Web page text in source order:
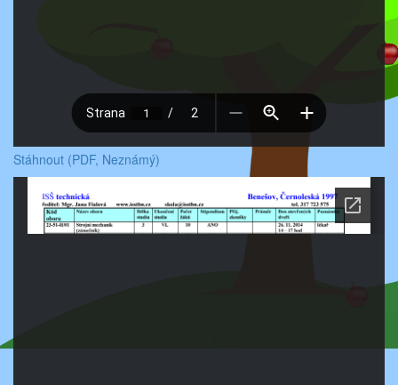
Stáhnout (PDF, Neznámý)